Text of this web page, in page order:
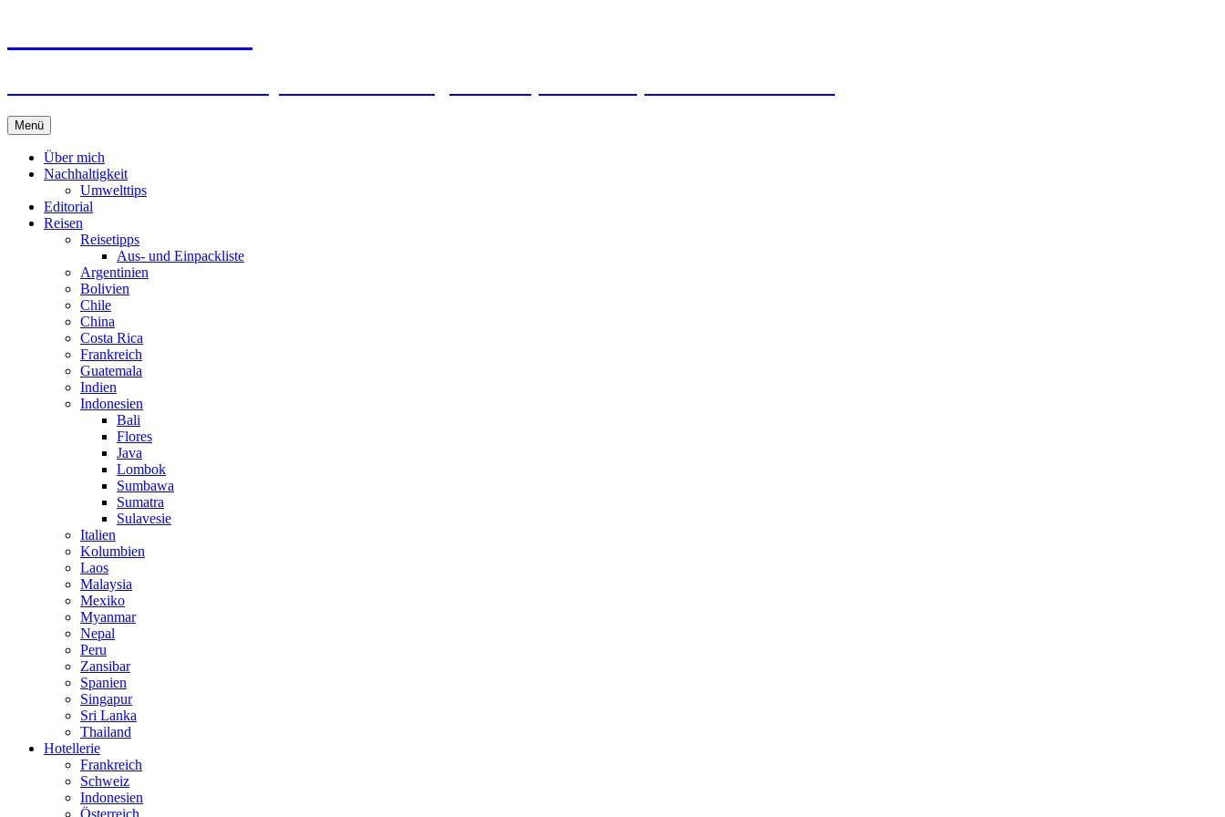
Menü Springe
zum
Inhalt
Über mich
Nachhaltigkeit
Umwelttips
Editorial
Reisen
Reisetipps
Aus- und Einpackliste
Argentinien
Bolivien
Chile
China
Costa Rica
Frankreich
Guatemala
Indien
Indonesien
Bali
Flores
Java
Lombok
Sumbawa
Sumatra
Sulavesie
Italien
Kolumbien
Laos
Malaysia
Mexiko
Myanmar
Nepal
Peru
Zansibar
Spanien
Singapur
Sri Lanka
Thailand
Hotellerie
Frankreich
Schweiz
Indonesien
Österreich